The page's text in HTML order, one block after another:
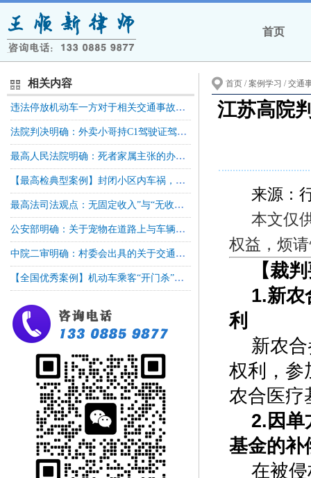
首页
相关内容
违法停放机动车一方对于相关交通事故应当按过错比例承担责任
法院判决明确：外卖小哥持C1驾驶证驾驶小刀牌两轮电动摩托车不属于无证驾驶，保险公司须承担赔偿责任！
最高人民法院明确：死者家属主张的办理丧葬事宜支出的交通费、住宿费和误工损失没有法律依据，不予支持！
【最高检典型案例】封闭小区内车祸，交警可否处罚？——于某兰诉山东省某市公安局交通警察支队某大队交通行政处罚检察监督案
最高法司法观点：无固定收入”与“无收入”存在一定区别，有劳动能力的无收入人员也应赔偿误工费
公安部明确：关于宠物在道路上与车辆碰撞是否属于交通事故的问题
中院二审明确：村委会出具的关于交通事故受害人收入经济状况的证明不具有合法性，不能证明受害人所从事劳动及其收入状况，应当予以重审！
【全国优秀案例】机动车乘客“开门杀”侵权责任形态和保险责任承担的认定
首页 / 案例学习 /交通
江苏高院
来源：
本文仅
权益，烦
【裁
1.新农
利
新农
权利，参
农合医疗
2.因单
基金的补
在被